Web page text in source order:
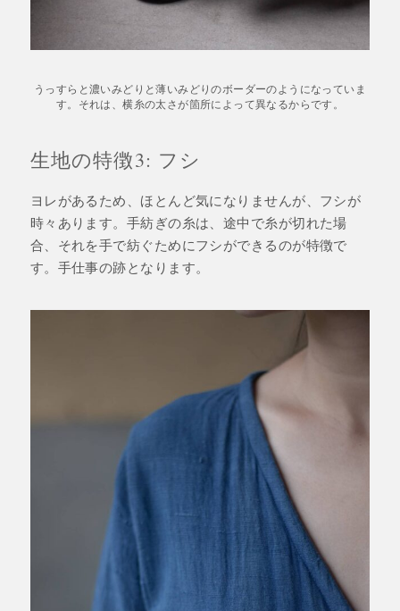
うっすらと濃いみどりと薄いみどりのボーダーのようになっていま
す。それは、横糸の太さが箇所によって異なるからです。
生地の特徴3: フシ
ヨレがあるため、ほとんど気になりませんが、フシが
時々あります。手紡ぎの糸は、途中で糸が切れた場
合、それを手で紡ぐためにフシができるのが特徴で
す。手仕事の跡となります。